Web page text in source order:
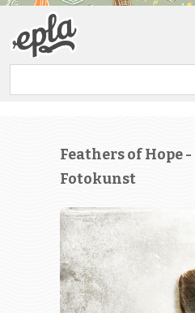
Feathers of Hope
Fotokunst